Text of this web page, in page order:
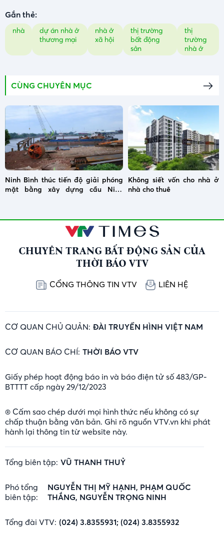
Gắn thẻ:
nhà
dự án nhà ở
thương mại
nhà ở
xã hội
thị trường
bất động
sản
thị
trường
nhà ở
CÙNG CHUYÊN MỤC
Ninh Bình thúc tiến độ giải phóng
mặt bằng xây dựng cầu Ninh
Không siết vốn cho nhà ở
nhà cho thuê
CHUYÊN TRANG BẤT ĐỘNG SẢN CỦA
THỜI BÁO VTV
CỔNG THÔNG TIN VTV LIÊN HỆ
CƠ QUAN CHỦ QUẢN: ĐÀI TRUYỀN HÌNH VIỆT NAM
CƠ QUAN BÁO CHÍ: THỜI BÁO VTV
Giấy phép hoạt động báo in và báo điện tử số 483/GP-
BTTTT cấp ngày 29/12/2023
® Cấm sao chép dưới mọi hình thức nếu không có sự
chấp thuận bằng văn bản. Ghi rõ nguồn VTV.vn khi phát
hành lại thông tin từ website này.
Tổng biên tập: VŨ THANH THUỶ
Phó tổng
biên tập:
NGUYỄN THỊ MỸ HẠNH, PHẠM QUỐC
THẮNG, NGUYỄN TRỌNG NINH
Tổng đài VTV: (024) 3.8355931; (024) 3.8355932